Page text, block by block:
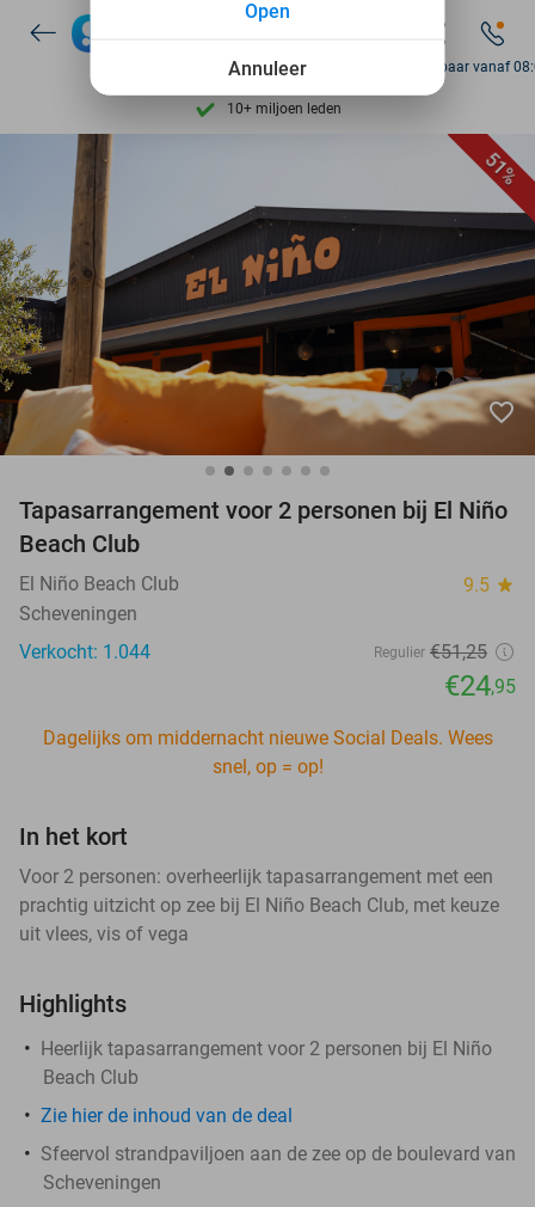
7 dagen per week beschikbaar
10+ miljoen leden
9,4 op basis van
10+ miljoen leden
Bereikbaar vanaf
51%
favorite_border
Tapasarrangement voor 2 personen bij El Niño
Beach Club
El Niño Beach Club 9.5 star
Scheveningen
Verkocht: 1.044
Regulier €51,25
€24,95
Dagelijks om middernacht nieuwe Social Deals. Wees
snel, op = op!
In het kort
Voor 2 personen: overheerlijk tapasarrangement met een
prachtig uitzicht op zee bij El Niño Beach Club, met keuze
uit vlees, vis of vega
Highlights
Heerlijk tapasarrangement voor 2 personen bij El Niño
Beach Club
Zie hier de inhoud van de deal
Sfeervol strandpaviljoen aan de zee op de boulevard van
Scheveningen
Annuleer
Open